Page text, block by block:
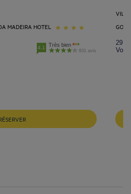
MADEIRA HOTEL
4.1 Très bien
831 avis
RÉSERVER
VILA
29.9
Voir